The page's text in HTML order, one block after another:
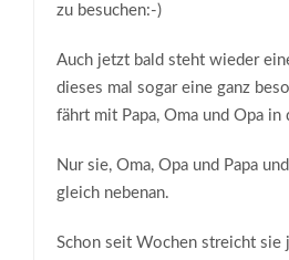
zu besuchen:-)
Auch jetzt bald steht wieder
dieses mal sogar eine ganz
fährt mit Papa, Oma und Opa in
Nur sie, Oma, Opa und Papa
gleich nebenan.
Schon seit Wochen streicht sie